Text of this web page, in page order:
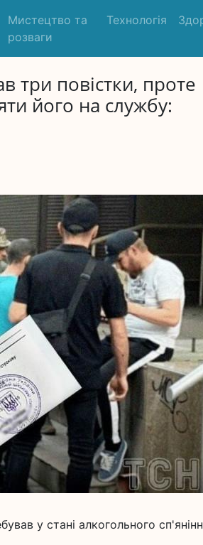
Мистецтво та
розваги
Технологія
три повістки, проте
його на службу:
у стані алкогольного